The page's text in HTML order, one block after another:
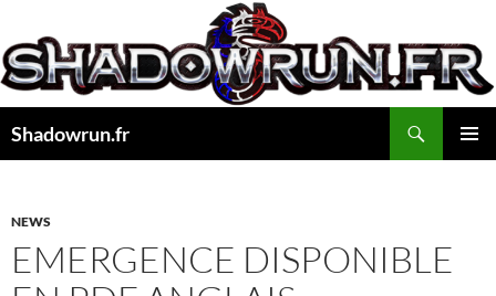
au
contenu
Shadowrun.fr
NEWS
EMERGENCE DISPONIBLE